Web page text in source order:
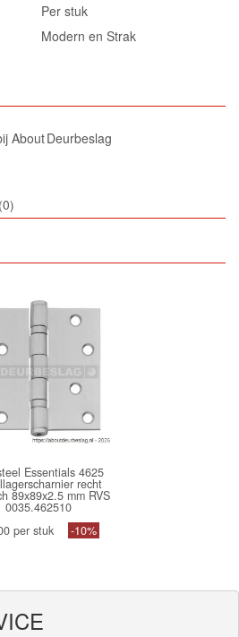
Per stuk
Modern en Strak
About Deurbeslag
0
Essentials 4625
recht
89x89x2.5 mm RVS
0035.462510
per stuk
-10%